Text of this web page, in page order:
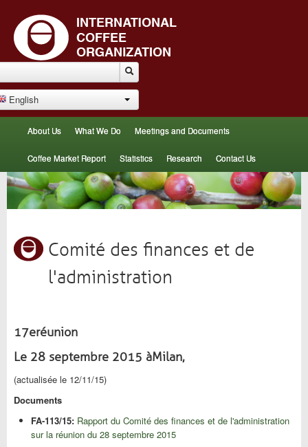
English
About Us What We Do Meetings and Documents
Coffee Market Report Statistics Research Contact Us
Comité des finances et de
l'administration
17eréunion
Le 28 septembre 2015 àMilan,
(actualisée le 12/11/15)
Documents
FA-113/15: Rapport du Comité des finances et de l'administration
sur la réunion du 28 septembre 2015